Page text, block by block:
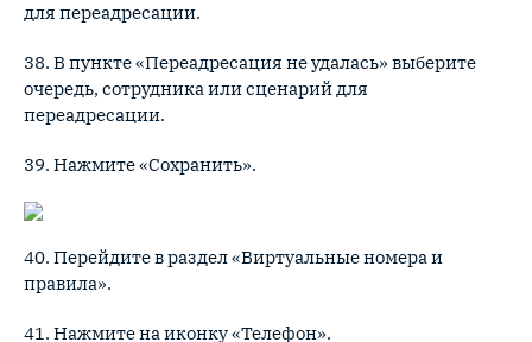
для переадресации.
38. В пункте «Переадресация не удалась» выберите
очередь, сотрудника или сценарий для
переадресации.
39. Нажмите «Сохранить».
40. Перейдите в раздел «Виртуальные номера и
правила».
41. Нажмите на иконку «Телефон».